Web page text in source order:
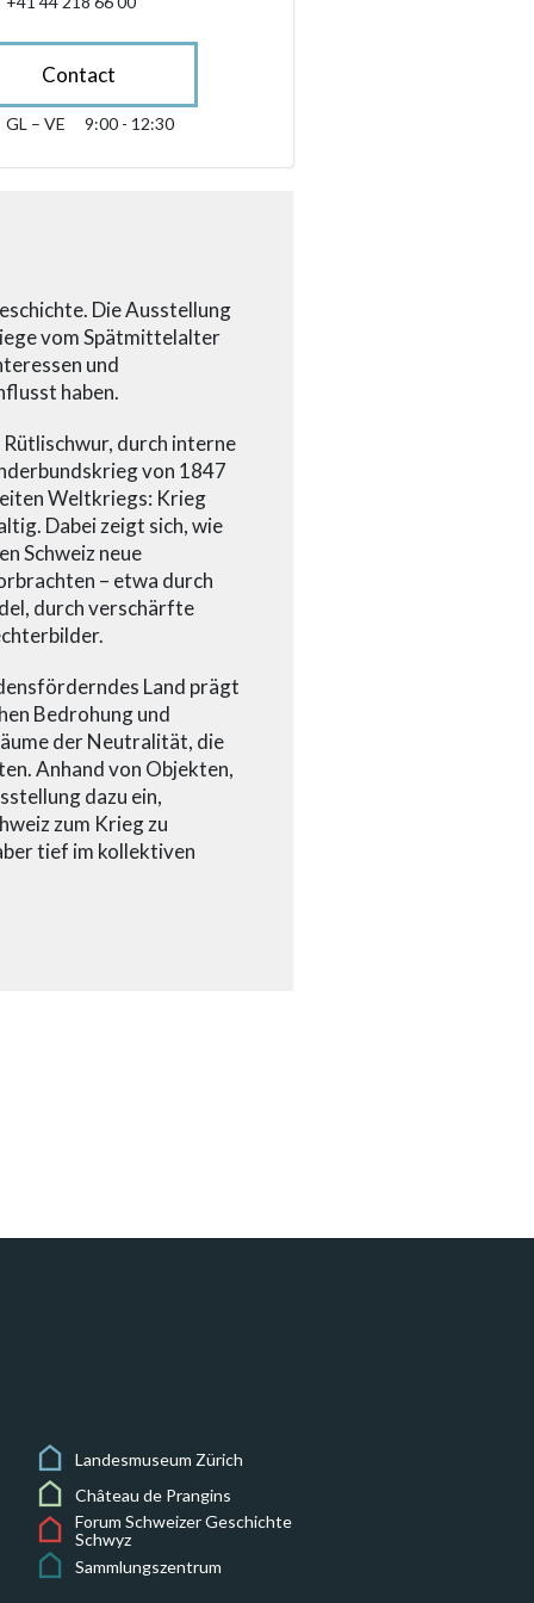
Contact
only.opening_hours
glindesdi fin venderdi 09:00 - 12:30
GL – VE 9:00 - 12:30
Die Ausstellung
vom Spätmittelalter
und
haben.
durch interne
von 1847
Weltkriegs: Krieg
Dabei zeigt sich, wie
Schweiz neue
– etwa durch
durch verschärfte
Land prägt
Bedrohung und
der Neutralität, die
Anhand von Objekten,
dazu ein,
zum Krieg zu
tief im kollektiven
Landesmuseum Zürich
Château de Prangins
Forum Schweizer Geschichte
Schwyz
Sammlungszentrum